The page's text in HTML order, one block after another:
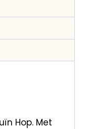
Hop. Met